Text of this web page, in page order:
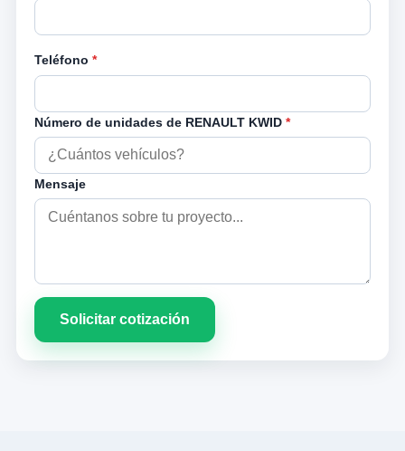
Teléfono *
Número de unidades de RENAULT KWID *
Mensaje
Solicitar cotización